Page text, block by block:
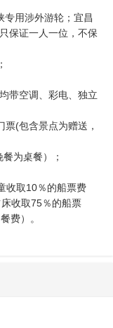
专用涉外游轮；宜昌
保证一人一位，不保
带空调、彩电、独立
(包含景点为赠送，
为桌餐）；
收取10％的船票费
收取75％的船票
费）。